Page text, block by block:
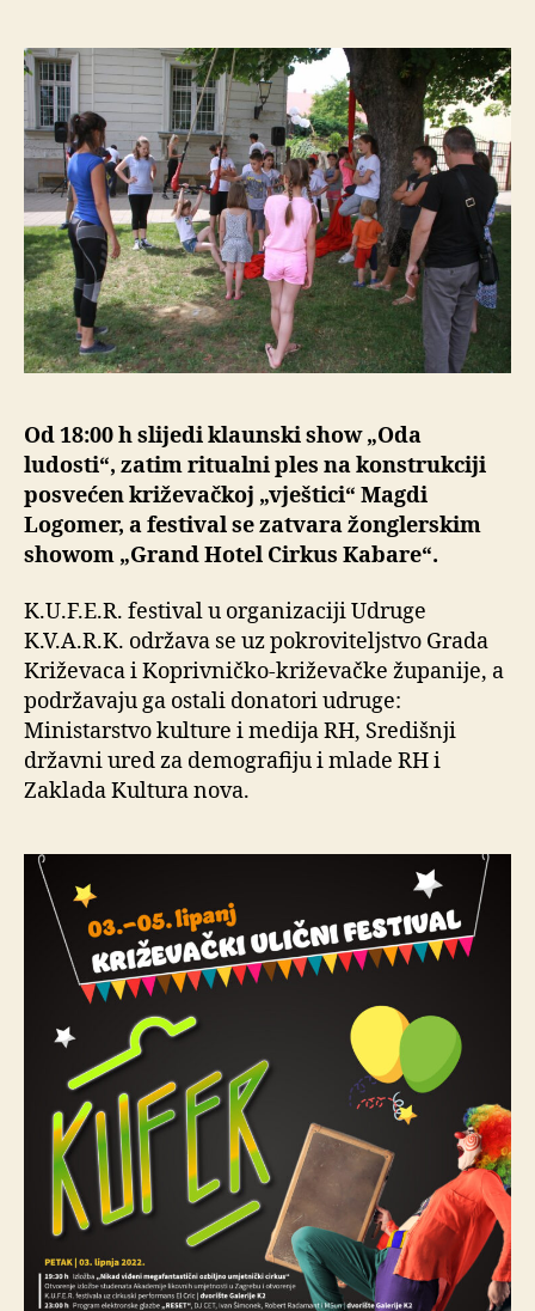
Od 18:00 h slijedi klaunski show „Oda
ludosti“, zatim ritualni ples na konstrukciji
posvećen križevačkoj „vještici“ Magdi
Logomer, a festival se zatvara žonglerskim
showom „Grand Hotel Cirkus Kabare“.
K.U.F.E.R. festival u organizaciji Udruge
K.V.A.R.K. održava se uz pokroviteljstvo Grada
Križevaca i Koprivničko-križevačke županije, a
podržavaju ga ostali donatori udruge:
Ministarstvo kulture i medija RH, Središnji
državni ured za demografiju i mlade RH i
Zaklada Kultura nova.